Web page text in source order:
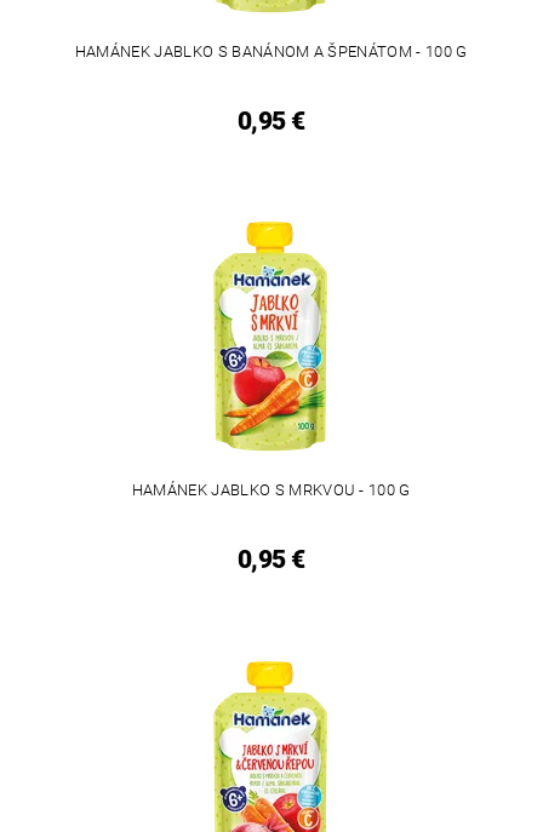
HAMÁNEK JABLKO S BANÁNOM A ŠPENÁTOM - 100 G
0,95 €
HAMÁNEK JABLKO S MRKVOU - 100 G
0,95 €